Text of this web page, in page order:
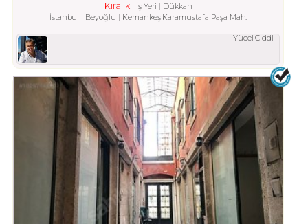
Kiralık İş Yeri
Dükkan
İstanbul
Beyoğlu Kemankeş Karamustafa Paşa Mah.
Yücel Ciddi